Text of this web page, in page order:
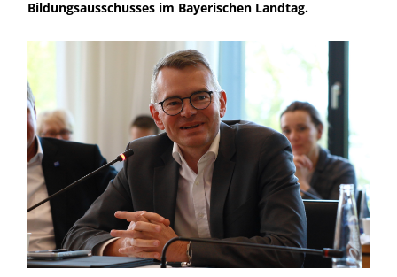
Bildungsausschusses im Bayerischen Landtag.